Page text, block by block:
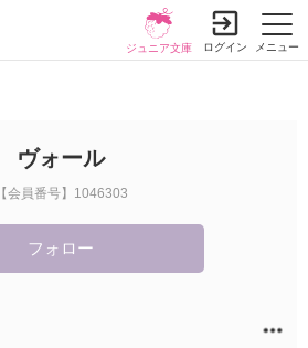
メニュー
ジュニア文庫 ログイン
ヴォール
【会員番号】1046303
フォロー